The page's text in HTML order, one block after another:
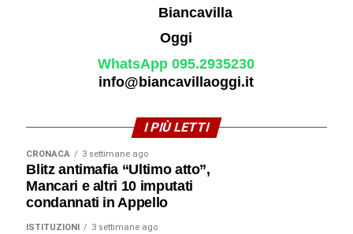
WhatsApp 095.2935230
info@biancavillaoggi.it
I PIÙ LETTI
CRONACA 3 settimane ago
Blitz antimafia “Ultimo atto”,
Mancari e altri 10 imputati
condannati in Appello
ISTITUZIONI 3 settimane ago